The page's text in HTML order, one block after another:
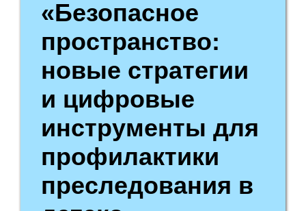
«Безопасное
пространство:
новые стратегии
и цифровые
инструменты для
профилактики
преследования в